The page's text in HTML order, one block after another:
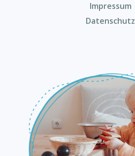
Impressum
Datenschutz